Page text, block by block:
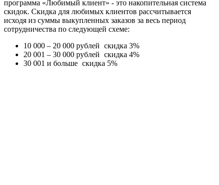
программа «Любимый клиент» - это накопительная система
скидок. Скидка для любимых клиентов рассчитывается
исходя из суммы выкупленных заказов за весь период
сотрудничества по следующей схеме:
10 000 – 20 000 рублей скидка 3%
20 001 – 30 000 рублей скидка 4%
30 001 и больше скидка 5%